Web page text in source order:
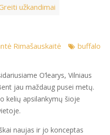
užkandimai
Rimašauskaitė
buffalo
O’learys, Vilniaus
jau maždaug pusei metų.
kelių apsilankymų šioje
naujas ir jo konceptas